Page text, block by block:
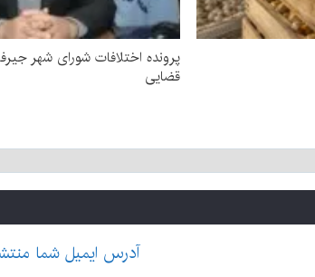
پرونده اختلافات شورای شهر
قضایی
آدرس ایمیل شما